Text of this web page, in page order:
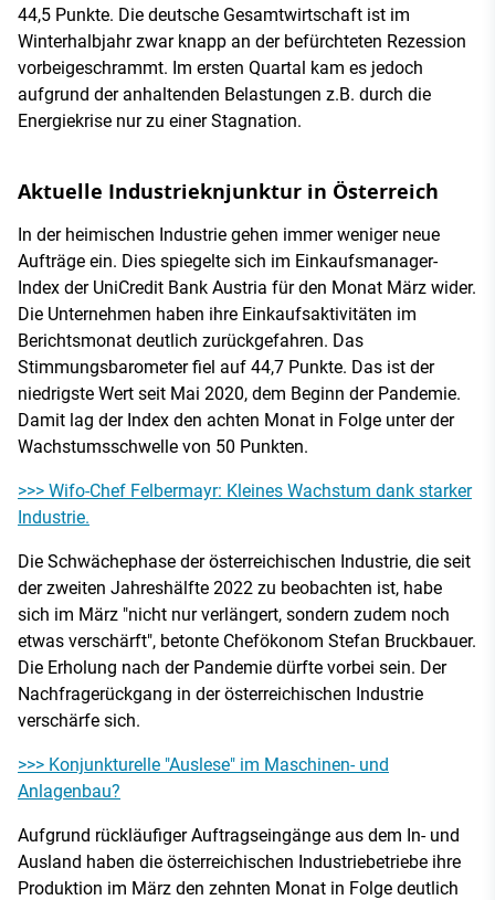
44,5 Punkte. Die deutsche Gesamtwirtschaft ist im
Winterhalbjahr zwar knapp an der befürchteten Rezession
vorbeigeschrammt. Im ersten Quartal kam es jedoch
aufgrund der anhaltenden Belastungen z.B. durch die
Energiekrise nur zu einer Stagnation.
Aktuelle Industrieknjunktur in Österreich
In der heimischen Industrie gehen immer weniger neue
Aufträge ein. Dies spiegelte sich im Einkaufsmanager-
Index der UniCredit Bank Austria für den Monat März wider.
Die Unternehmen haben ihre Einkaufsaktivitäten im
Berichtsmonat deutlich zurückgefahren. Das
Stimmungsbarometer fiel auf 44,7 Punkte. Das ist der
niedrigste Wert seit Mai 2020, dem Beginn der Pandemie.
Damit lag der Index den achten Monat in Folge unter der
Wachstumsschwelle von 50 Punkten.
>>> Wifo-Chef Felbermayr: Kleines Wachstum dank starker
Industrie.
Die Schwächephase der österreichischen Industrie, die seit
der zweiten Jahreshälfte 2022 zu beobachten ist, habe
sich im März "nicht nur verlängert, sondern zudem noch
etwas verschärft", betonte Chefökonom Stefan Bruckbauer.
Die Erholung nach der Pandemie dürfte vorbei sein. Der
Nachfragerückgang in der österreichischen Industrie
verschärfe sich.
>>> Konjunkturelle "Auslese" im Maschinen- und
Anlagenbau?
Aufgrund rückläufiger Auftragseingänge aus dem In- und
Ausland haben die österreichischen Industriebetriebe ihre
Produktion im März den zehnten Monat in Folge deutlich